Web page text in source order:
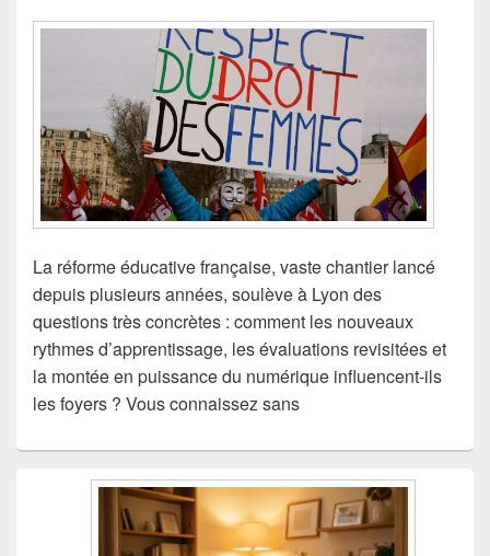
La réforme éducative française, vaste chantier lancé
depuis plusieurs années, soulève à Lyon des
questions très concrètes : comment les nouveaux
rythmes d’apprentissage, les évaluations revisitées et
la montée en puissance du numérique influencent-ils
les foyers ? Vous connaissez sans